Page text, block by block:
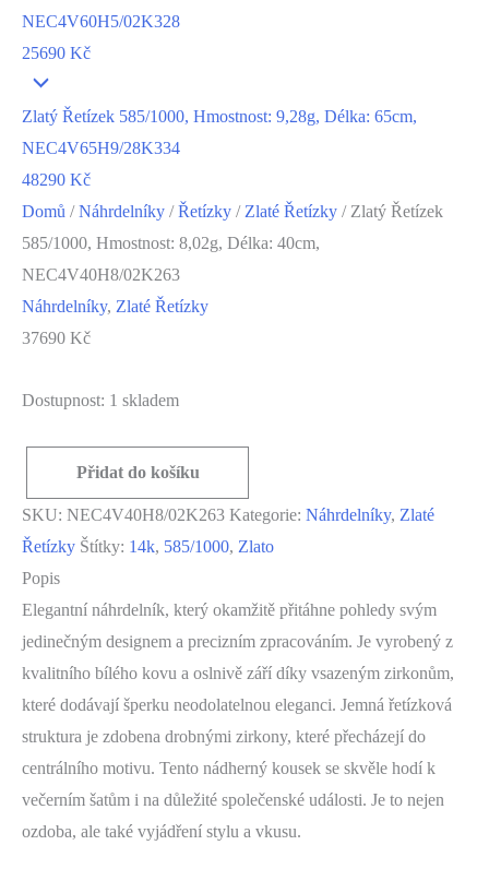
NEC4V60H5/02K328
25690 Kč
Zlatý Řetízek 585/1000, Hmostnost: 9,28g, Délka: 65cm,
NEC4V65H9/28K334
48290 Kč
Domů /Náhrdelníky /Řetízky / Zlaté Řetízky / Zlatý Řetízek
585/1000, Hmostnost: 8,02g, Délka: 40cm,
NEC4V40H8/02K263
Náhrdelníky, Zlaté Řetízky
37690 Kč
Dostupnost: 1 skladem
Řetízek
585/1000,
Hmostnost:
8,02g,
Délka:
40cm,
NEC4V40H8/02K263
množství
Přidat do košíku
SKU: NEC4V40H8/02K263 Kategorie: Náhrdelníky, Zlaté
Řetízky Štítky: 14k, 585/1000, Zlato
Popis
Elegantní náhrdelník, který okamžitě přitáhne pohledy svým
jedinečným designem a precizním zpracováním. Je vyrobený z
kvalitního bílého kovu a oslnivě září díky vsazeným zirkonům,
které dodávají šperku neodolatelnou eleganci. Jemná řetízková
struktura je zdobena drobnými zirkony, které přecházejí do
centrálního motivu. Tento nádherný kousek se skvěle hodí k
večerním šatům i na důležité společenské události. Je to nejen
ozdoba, ale také vyjádření stylu a vkusu.